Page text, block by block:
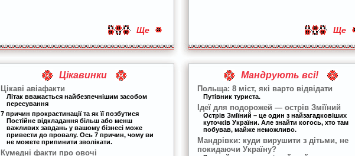
Ще Ще
Цікавинки
Цікаві авіафакти
Літак вважається найбезпечнішим засобом
пересування
7 причин прокрастинації та як її позбутися
Постійне відкладання більш або менш
важливих завдань у вашому бізнесі може
привести до провалу. Ось 7 причин, чому ви
не можете припинити зволікати.
Кумедні факти про овочі
Мандрують всі!
Польща: 8 міст, які варто відвідати
Путівник туриста.
Ідеї для подорожей — острів Зміїний
Острів Зміїний – це один з найзагадковіших
куточків України. Але знайти когось, хто там
побував, майже неможливо.
Мандрівки: куди вирушити з дітьми, не
покидаючи Україну?